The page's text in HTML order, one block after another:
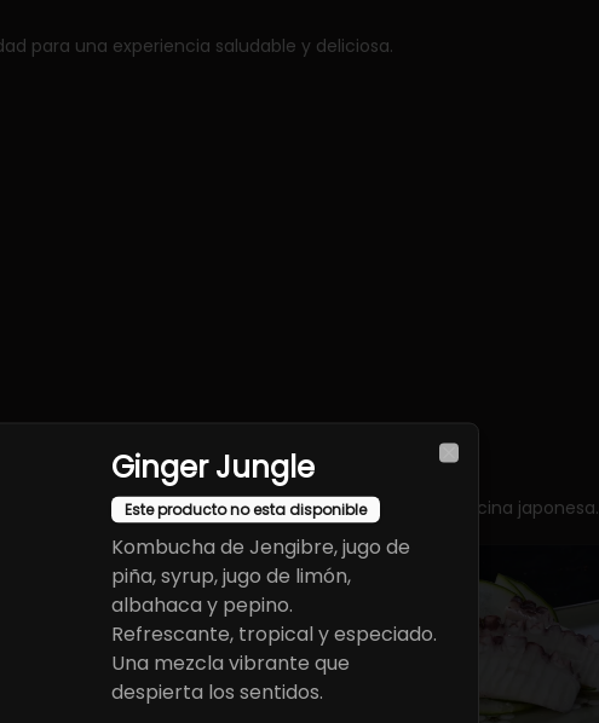
para una experiencia saludable y deliciosa.
cuidadas que destacan la esencia de la cocina japonesa.
Ginger Jungle
Este producto no esta disponible
Kombucha de Jengibre, jugo de
piña, syrup, jugo de limón,
albahaca y pepino.
Refrescante, tropical y especiado.
Una mezcla vibrante que
despierta los sentidos.